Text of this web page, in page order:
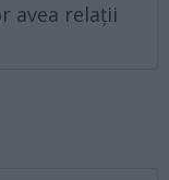
avea relații